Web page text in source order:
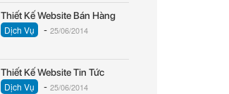
Thiết Kế Website Bán Hàng
Dịch Vụ - 25/06/2014
Thiết Kế Website Tin Tức
Dịch Vụ - 25/06/2014